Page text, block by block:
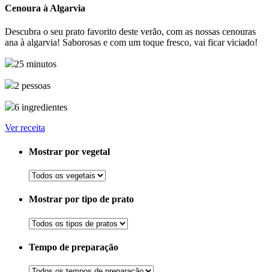
Cenoura à Algarvia
Descubra o seu prato favorito deste verão, com as nossas cenouras
ana à algarvia! Saborosas e com um toque fresco, vai ficar viciado!
25 minutos
2 pessoas
6 ingredientes
Ver receita
Mostrar por vegetal
Mostrar por tipo de prato
Tempo de preparação